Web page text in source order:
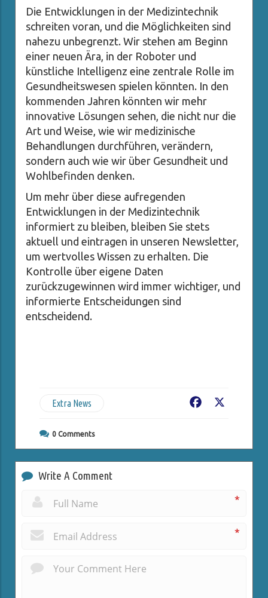
Die Entwicklungen in der Medizintechnik
schreiten voran, und die Möglichkeiten sind
nahezu unbegrenzt. Wir stehen am Beginn
einer neuen Ära, in der Roboter und
künstliche Intelligenz eine zentrale Rolle im
Gesundheitswesen spielen könnten. In den
kommenden Jahren könnten wir mehr
innovative Lösungen sehen, die nicht nur die
Art und Weise, wie wir medizinische
Behandlungen durchführen, verändern,
sondern auch wie wir über Gesundheit und
Wohlbefinden denken.
Um mehr über diese aufregenden
Entwicklungen in der Medizintechnik
informiert zu bleiben, bleiben Sie stets
aktuell und eintragen in unseren Newsletter,
um wertvolles Wissen zu erhalten. Die
Kontrolle über eigene Daten
zurückzugewinnen wird immer wichtiger, und
informierte Entscheidungen sind
entscheidend.
Extra News Facebook
0 Comments
Write A Comment
*
*